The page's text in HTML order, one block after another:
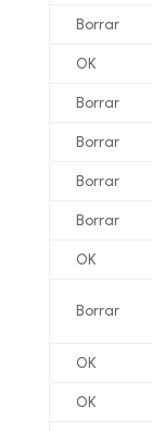
Borrar
OK
Borrar
Borrar
Borrar
Borrar
OK
Borrar
OK
OK